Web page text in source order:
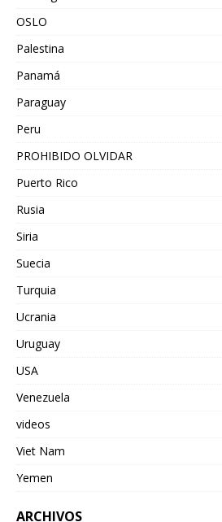
OSLO
Palestina
Panamá
Paraguay
Peru
PROHIBIDO OLVIDAR
Puerto Rico
Rusia
Siria
Suecia
Turquia
Ucrania
Uruguay
USA
Venezuela
videos
Viet Nam
Yemen
ARCHIVOS